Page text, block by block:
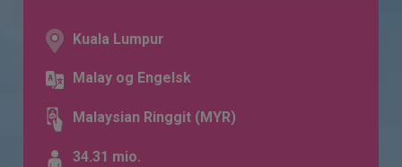
Kuala Lumpur
Malay og Engelsk
Malaysian Ringgit (MYR)
34.31 mio.